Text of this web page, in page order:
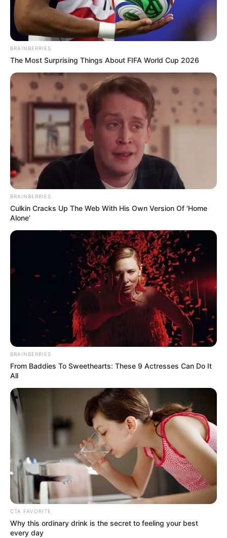
BRAINBERRIES
The Most Surprising Things About FIFA World Cup 2026
BRAINBERRIES
Culkin Cracks Up The Web With His Own Version Of ‘Home
Alone’
BRAINBERRIES
From Baddies To Sweethearts: These 9 Actresses Can Do It
All
CTA FAVORITE
Why this ordinary drink is the secret to feeling your best
every day